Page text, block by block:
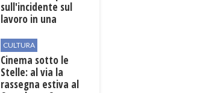
sull'incidente sul
lavoro in una
del Vallo
CULTURA
Cinema sotto le
Stelle: al via la
rassegna estiva al